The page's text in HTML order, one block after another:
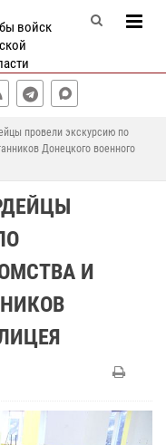
войск
провели экскурсию по
Донецкого военного
И